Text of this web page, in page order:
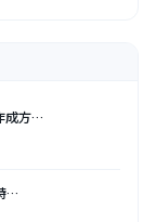
成方…
…